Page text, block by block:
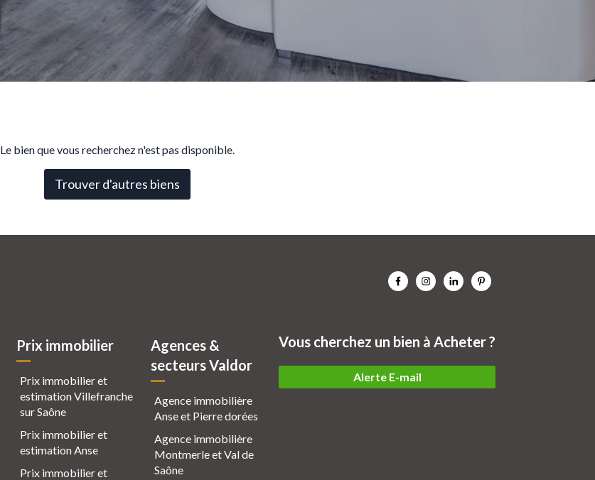
Le bien que vous recherchez n'est pas disponible.
Trouver d'autres biens
Prix immobilier
Prix immobilier et
estimation Villefranche
sur Saône
Prix immobilier et
estimation Anse
Prix immobilier et
Agences &
secteurs Valdor
Agence immobilière
Anse et Pierre dorées
Agence immobilière
Montmerle et Val de
Saône
Vous cherchez un bien à Acheter ?
Alerte E-mail